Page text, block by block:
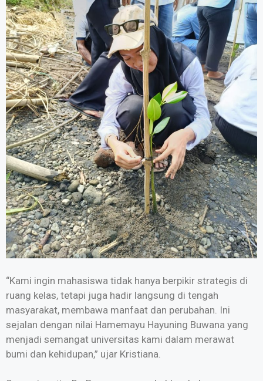
“Kami ingin mahasiswa tidak hanya berpikir strategis di
ruang kelas, tetapi juga hadir langsung di tengah
masyarakat, membawa manfaat dan perubahan. Ini
sejalan dengan nilai Hamemayu Hayuning Buwana yang
menjadi semangat universitas kami dalam merawat
bumi dan kehidupan,” ujar Kristiana.